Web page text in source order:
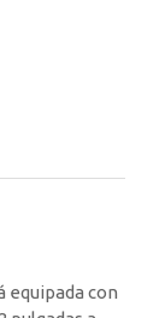
equipada con